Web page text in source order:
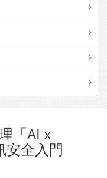
「AI x
安全入門